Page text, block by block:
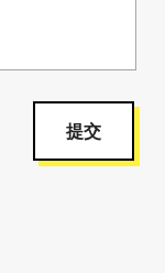
提交